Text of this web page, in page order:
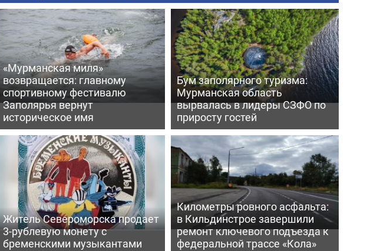
«Мурманская миля»
возвращается: главному
спортивному фестивалю
Заполярья вернут
историческое имя
Бум заполярного туризма:
Мурманская область
вырвалась в лидеры СЗФО по
приросту гостей
Житель Североморска продает
3-рублевую монету с
бременскими музыкантами
Километры ровного асфальта:
в Кильдинстрое завершили
ремонт ключевого подъезда к
федеральной трассе «Кола»